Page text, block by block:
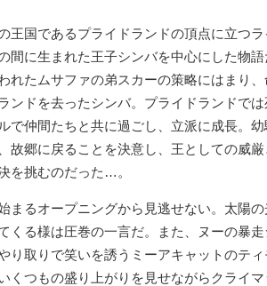
王国であるプライドランドの頂点に立つ
間に生まれた王子シンバを中心にした物
れたムサファの弟スカーの策略にはまり、
ンドを去ったシンバ。プライドランドで
で仲間たちと共に過ごし、立派に成長。幼
故郷に戻ることを決意し、王としての威厳
を挑むのだった…。
まるオープニングから見逃せない。太陽
くる様は圧巻の一言だ。また、ヌーの暴走
り取りで笑いを誘うミーアキャットのテ
くつもの盛り上がりを見せながらクライマ